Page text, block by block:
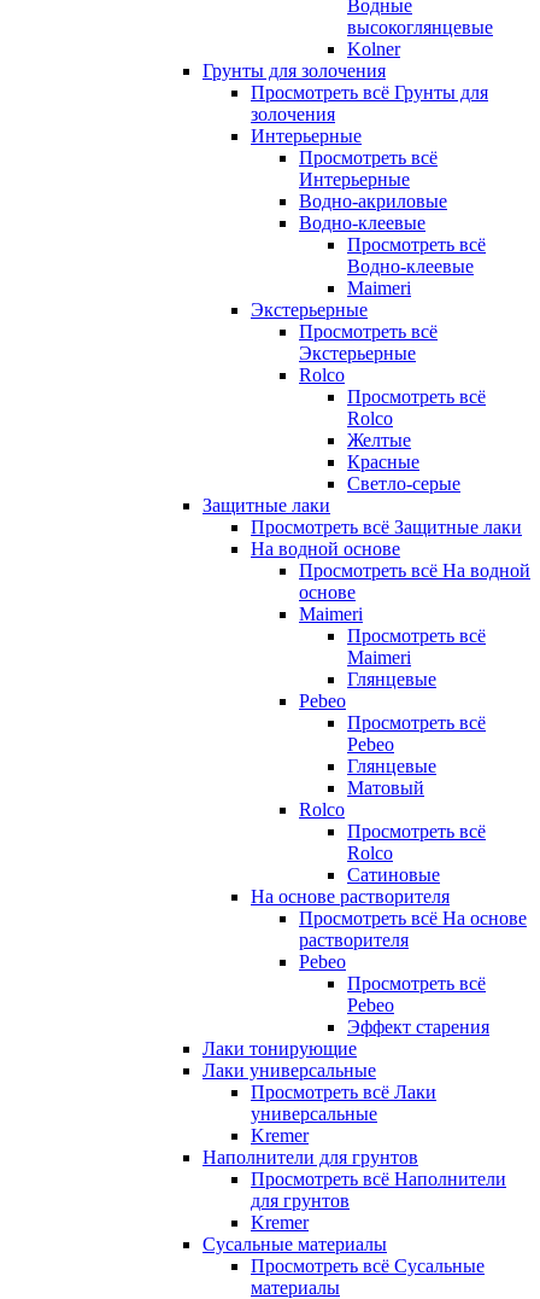
Водные
высокоглянцевые
Kolner
Грунты для золочения
Просмотреть всё Грунты для
золочения
Интерьерные
Просмотреть всё
Интерьерные
Водно-акриловые
Водно-клеевые
Просмотреть всё
Водно-клеевые
Maimeri
Экстерьерные
Просмотреть всё
Экстерьерные
Rolco
Просмотреть всё
Rolco
Желтые
Красные
Светло-серые
Защитные лаки
Просмотреть всё Защитные лаки
На водной основе
Просмотреть всё На водной
основе
Maimeri
Просмотреть всё
Maimeri
Глянцевые
Pebeo
Просмотреть всё
Pebeo
Глянцевые
Матовый
Rolco
Просмотреть всё
Rolco
Сатиновые
На основе растворителя
Просмотреть всё На основе
растворителя
Pebeo
Просмотреть всё
Pebeo
Эффект старения
Лаки тонирующие
Лаки универсальные
Просмотреть всё Лаки
универсальные
Kremer
Наполнители для грунтов
Просмотреть всё Наполнители
для грунтов
Kremer
Сусальные материалы
Просмотреть всё Сусальные
материалы